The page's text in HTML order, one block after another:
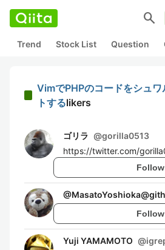
search
Trend Stock List Question
VimでPHPのコードをシュ
トするlikers
ゴリラ @gorilla0513
https://twitter.com/
Follow
@
Follow
Yuji YAMAMOTO @